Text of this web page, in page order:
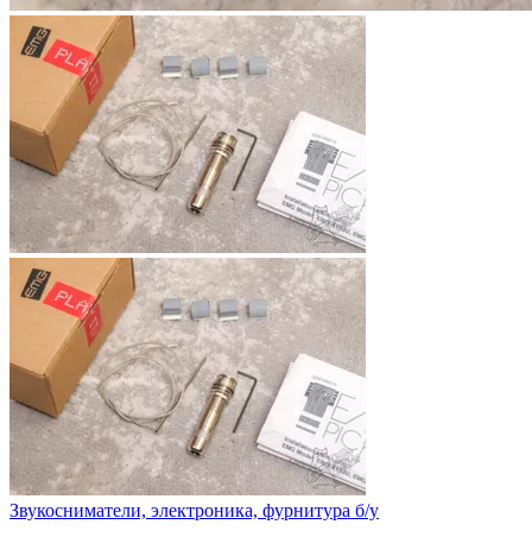
Звукосниматели, электроника, фурнитура б/у